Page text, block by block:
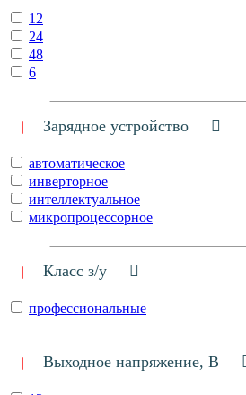
12
24
48
6
Зарядное устройство
автоматическое
инверторное
интеллектуальное
микропроцессорное
Класс з/у
профессиональные
Выходное напряжение, В